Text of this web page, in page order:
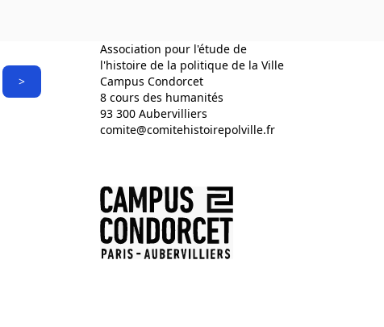
>
Association pour l'étude de
l'histoire de la politique de la Ville
Campus Condorcet
8 cours des humanités
93 300 Aubervilliers
comite@comitehistoirepolville.fr